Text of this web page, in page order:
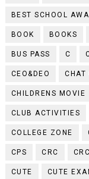
BEST SCHOOL
BOOK BOOKS
BUS PASS C
CEO&DEO CHAT
CHILDRENS MOVIE
CLUB ACTIVITIES
COLLEGE ZONE
CPS CRC
CUTE CUTE